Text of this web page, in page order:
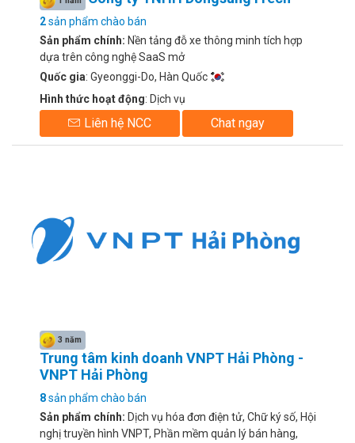
2sản phẩm chào bán
Sản phẩm chính: Nền tảng đỗ xe thông minh tích hợp
dựa trên công nghệ SaaS mở
Quốc gia: Gyeonggi-Do, Hàn Quốc
Hình thức hoạt động: Dịch vụ
Liên hệ NCC Chat ngay
3 năm
Trung tâm kinh doanh VNPT Hải Phòng -
VNPT Hải Phòng
8sản phẩm chào bán
Sản phẩm chính: Dịch vụ hóa đơn điện tử, Chữ ký số, Hội
nghị truyền hình VNPT, Phần mềm quản lý bán hàng,